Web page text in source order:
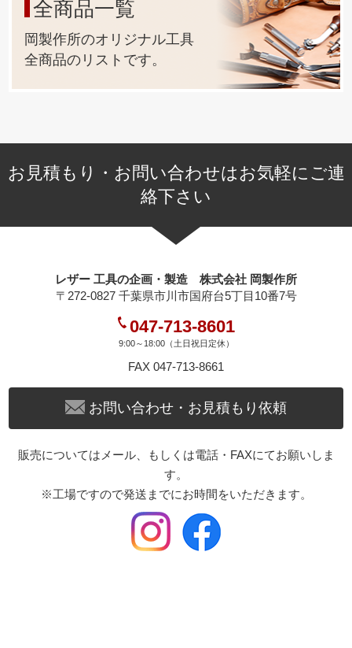
全商品一覧
岡製作所のオリジナル工具
全商品のリストです。
お見積もり・お問い合わせはお気軽にご連
絡下さい
レザー 工具の企画・製造 株式会社 岡製作所
〒272-0827 千葉県市川市国府台5丁目10番7号
047-713-8601
9:00～18:00（土日祝日定休）
FAX 047-713-8661
お問い合わせ・お見積もり依頼
販売についてはメール、もしくは電話・FAXにてお願いしま
す。
※工場ですので発送までにお時間をいただきます。